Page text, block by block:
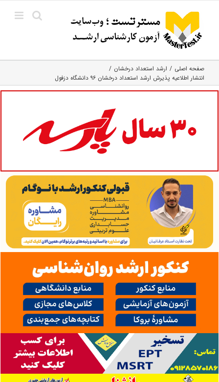
content
صفحه اصلی
ارشد استعداد درخشان
انتشار اطلاعیه پذیرش ارشد استعداد درخشان ۹۶ دانشگاه دزفول